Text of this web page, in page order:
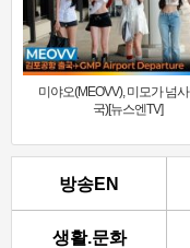
미야오(MEOVV), 미모가 넘
국)[뉴스엔TV]
방송EN
생활.문화